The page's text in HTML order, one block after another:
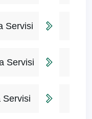
Servisi
Servisi
Servisi